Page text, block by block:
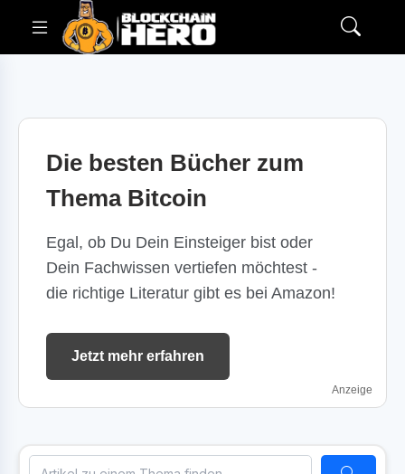
Die besten Bücher zum
Thema Bitcoin
Egal, ob Du Dein Einsteiger bist oder
Dein Fachwissen vertiefen möchtest -
die richtige Literatur gibt es bei Amazon!
Jetzt mehr erfahren
Anzeige